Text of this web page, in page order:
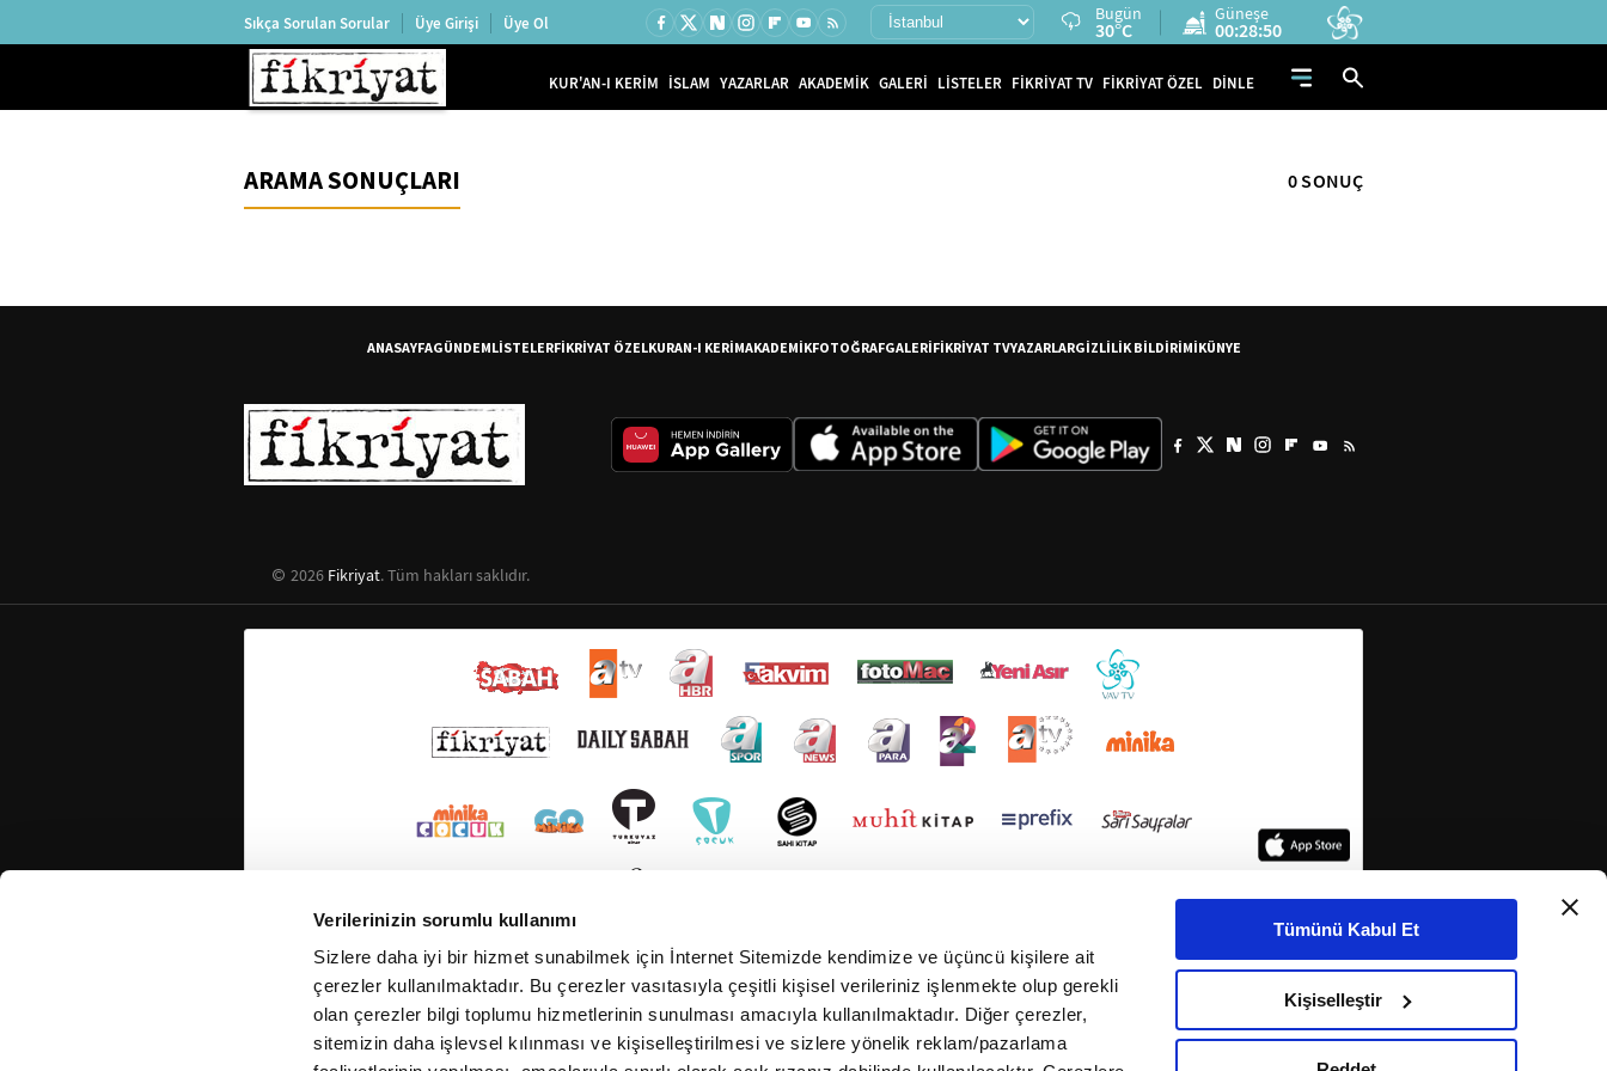
Verilerinizin sorumlu kullanımı
Sizlere daha iyi bir hizmet sunabilmek için İnternet Sitemizde kendimize ve üçüncü kişilere ait
çerezler kullanılmaktadır. Bu çerezler vasıtasıyla çeşitli kişisel verileriniz işlenmekte olup gerekli
olan çerezler bilgi toplumu hizmetlerinin sunulması amacıyla kullanılmaktadır. Diğer çerezler,
sitemizin daha işlevsel kılınması ve kişiselleştirilmesi ve sizlere yönelik reklam/pazarlama
Tümünü Kabul Et
Kişiselleştir
Sıkça Sorulan Sorular Üye Girişi Üye Ol Bugün
30°C
Güneşe
00:28:50
KUR'AN-I KERİM İSLAM YAZARLAR AKADEMİK GALERİ LİSTELER FİKRİYAT TV FİKRİYAT ÖZEL DİNLE
ARAMA SONUÇLARI 0 SONUÇ
ANASAYFAGÜNDEMLİSTELERFİKRİYAT ÖZELKURAN-I KERİMAKADEMİKFOTOĞRAFGALERİFİKRİYAT TVYAZARLARGİZLİLİK BİLDİRİMİKÜNYE
2026 Fikriyat. Tüm hakları saklıdır.